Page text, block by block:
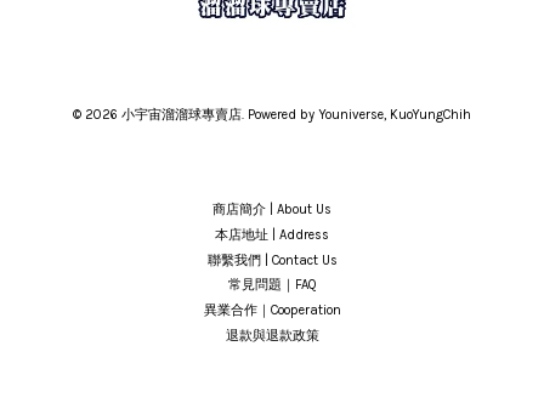
© 2026 小宇宙溜溜球專賣店. Powered by Youniverse, KuoYungChih
商店簡介 | About Us
本店地址 | Address
聯繫我們 | Contact Us
常見問題｜FAQ
異業合作｜Cooperation
退款與退款政策